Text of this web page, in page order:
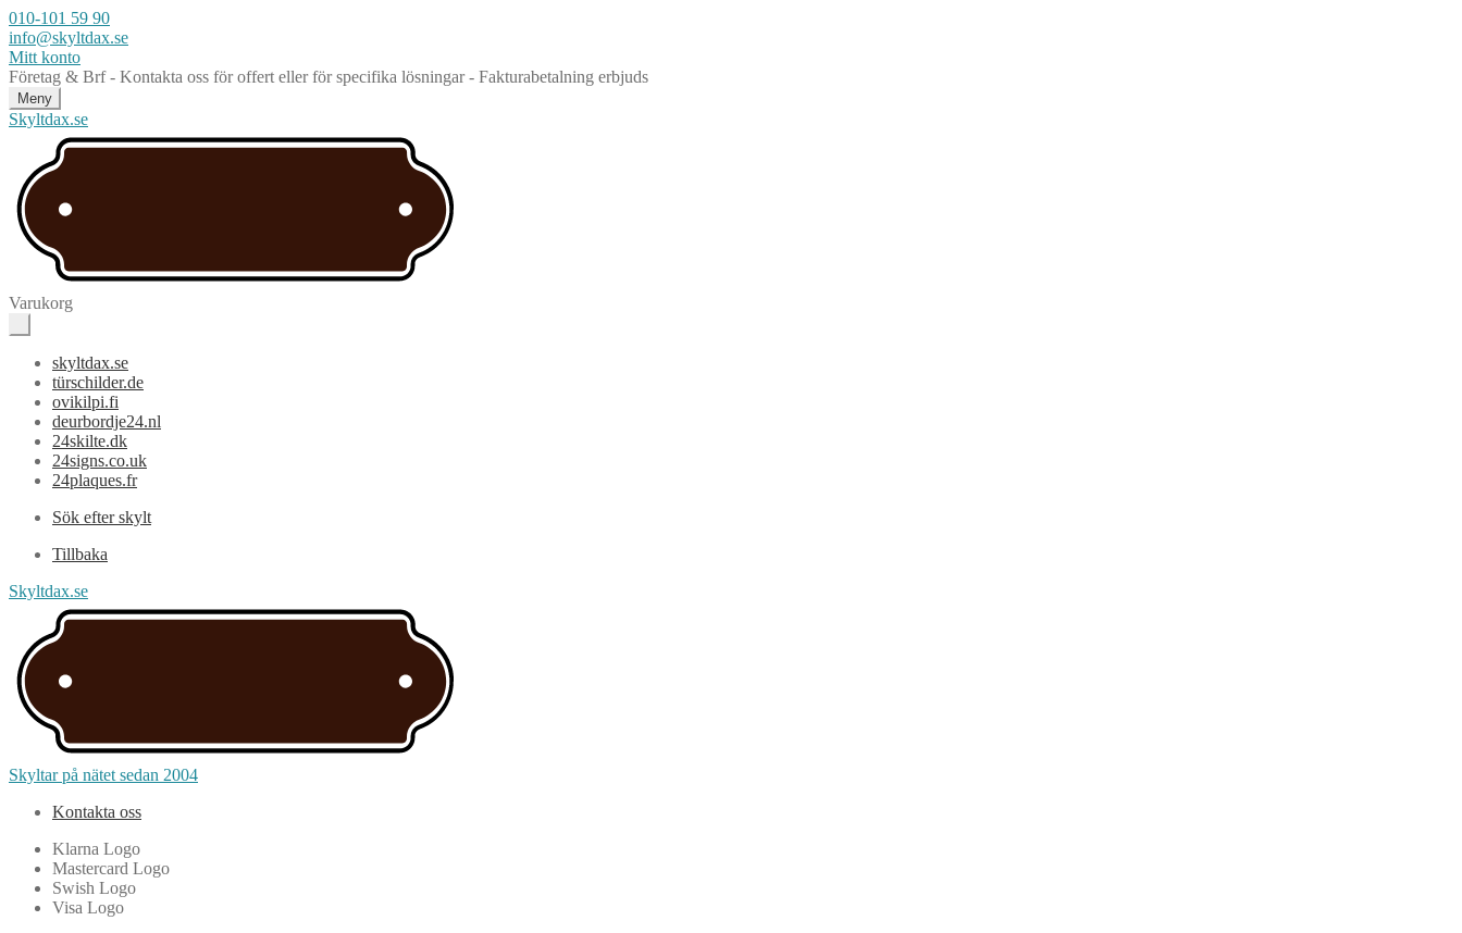
010-101 59 90
info@skyltdax.se
Mitt konto
Företag & Brf - Kontakta oss för offert eller för specifika lösningar - Fakturabetalning erbjuds
Meny
Skyltdax.se
Varukorg
skyltdax.se
türschilder.de
ovikilpi.fi
deurbordje24.nl
24skilte.dk
24signs.co.uk
24plaques.fr
Sök efter skylt
Tillbaka
Skyltdax.se
Skyltar på nätet sedan 2004
Kontakta oss
Klarna Logo
Mastercard Logo
Swish Logo
Visa Logo